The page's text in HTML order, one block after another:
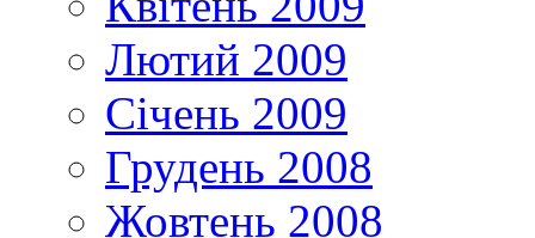
Лютий 2009
Січень 2009
Грудень 2008
Жовтень 2008